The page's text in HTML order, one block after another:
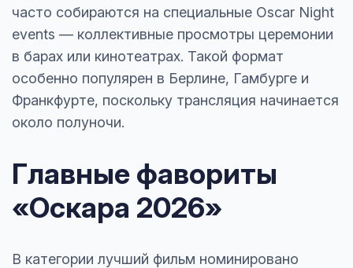
часто собираются на специальные Oscar Night
events — коллективные просмотры церемонии
в барах или кинотеатрах. Такой формат
особенно популярен в Берлине, Гамбурге и
Франкфурте, поскольку трансляция начинается
около полуночи.
Главные фавориты
«Оскара 2026»
В категории лучший фильм номинировано